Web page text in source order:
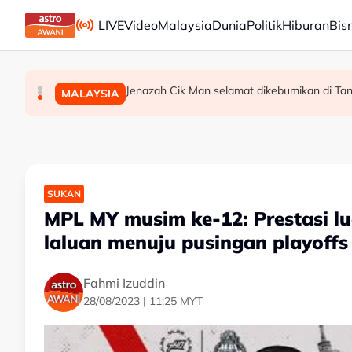
Skip to main content
LIVEVideoMalaysiaDuniaPolitikHiburan
MALAYSIA PDRM perkasa kawalan sempadan dengan
MALAYSIA Sabah pergiat usaha diplomatik, yakinkan
MALAYSIA Jenazah Cik Man selamat dikebumikan di
SUKAN
MPL MY musim ke-12: Prestasi
laluan menuju pusingan playoffs
Fahmi Izuddin
28/08/2023 | 11:25 MYT